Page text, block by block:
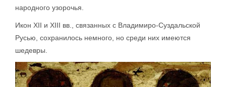
народного узорочья.
Икон XII и XIII вв., связанных с Владимиро-Суздальской
Русью, сохранилось немного, но среди них имеются
шедевры.